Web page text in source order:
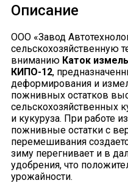
Описание
ООО «Завод
сельскохозяйственную
вниманию Каток
КИПО-12,
деформирования и
пожнивных остатков
сельскохозяйственных
и кукуруза. При работе
пожнивные остатки с
перемешивания
зиму перегнивает и в
удобрения, что
урожайности.